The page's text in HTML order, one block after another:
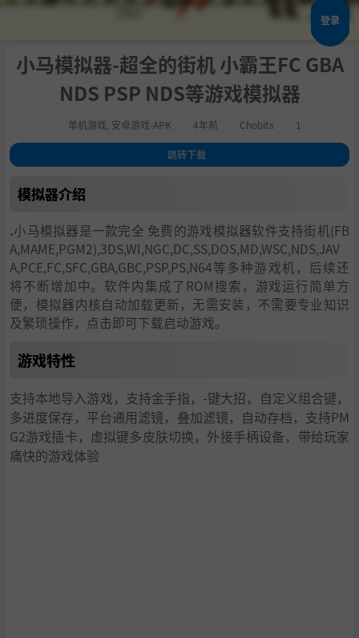
登录
小马模拟器-超全的街机 小霸王FC GBA
NDS PSP NDS等游戏模拟器
单机游戏 安卓游戏-APK 4年前 Chobits 1
跳转下载
2.游戏特性
模拟器介绍
.小马模拟器是一款完全 免费的游戏模拟器软件支持街机(FB
A,MAME,PGM2),3DS,WI,NGC,DC,SS,DOS,MD,WSC,NDS,JAV
A,PCE,FC,SFC,GBA,GBC,PSP,PS,N64等多种游戏机，后续还
将不断增加中。软件内集成了ROM搜索，游戏运行简单方
便，模拟器内核自动加载更新，无需安装，不需要专业知识
及繁琐操作，点击即可下载启动游戏。
游戏特性
支持本地导入游戏，支持金手指，-键大招，自定义组合键，
多进度保存，平台通用滤镜，叠加滤镜，自动存档，支持PM
G2游戏插卡，虚拟键多皮肤切换，外接手柄设备，带给玩家
痛快的游戏体验